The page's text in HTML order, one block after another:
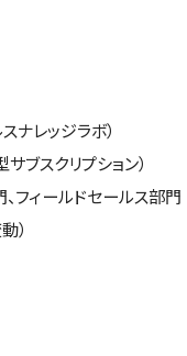
レッジラボ）
ブスクリプション）
フィールドセールス部門
）